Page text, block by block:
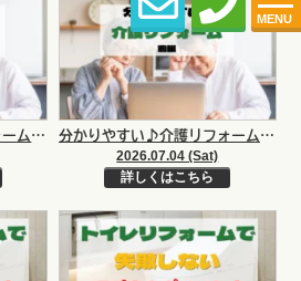
MENU
分かりやすい♪介護リフォーム 後編｜和歌山市・阪南市・岬町のリフォームと屋根外壁塗装専門店岸本建設 分かりやすい♪介護リフォーム 前編｜和歌山市・阪南市・岬町のリフォームと屋根外壁塗装専門店岸本建設
2026.07.04 (Sat)
詳しくはこちら